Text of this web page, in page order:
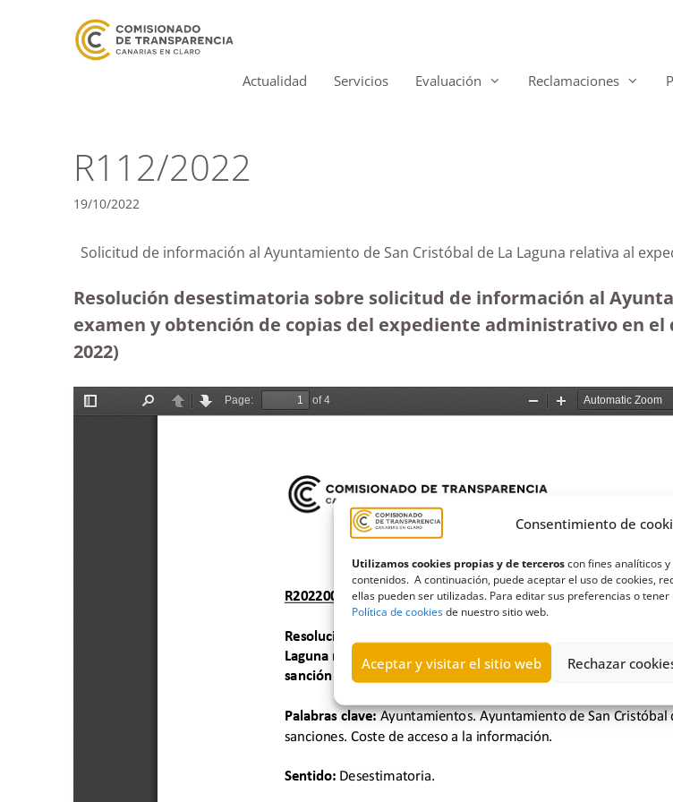
Consentimiento de
Utilizamos cookies propias y de terceroscon fines analíticos
contenidos. A continuación, puede aceptar el uso de cookies,
ellas pueden ser utilizadas. Para editar sus preferencias o
Política de cookiesde nuestro sitio web.
Aceptar y visitar el sitio web Rechazar
Actualidad Servicios Evaluación Reclamaciones
R112/2022
19/10/2022
Solicitud de información al Ayuntamiento de San Cristóbal de La Laguna relativa al
Resolución desestimatoria sobre solicitud de información al
examen y obtención de copias del expediente administrativo en el
2022)